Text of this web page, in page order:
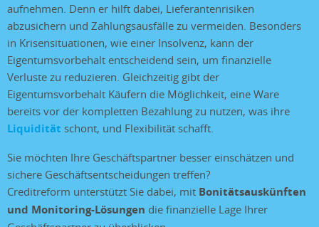
aufnehmen. Denn er hilft dabei, Lieferantenrisiken
abzusichern und Zahlungsausfälle zu vermeiden. Besonders
in Krisensituationen, wie einer Insolvenz, kann der
Eigentumsvorbehalt entscheidend sein, um finanzielle
Verluste zu reduzieren. Gleichzeitig gibt der
Eigentumsvorbehalt Käufern die Möglichkeit, eine Ware
bereits vor der kompletten Bezahlung zu nutzen, was ihre
Liquidität schont, und Flexibilität schafft.
Sie möchten Ihre Geschäftspartner besser einschätzen und
sichere Geschäftsentscheidungen treffen?
Creditreform unterstützt Sie dabei, mit Bonitätsauskünften
und Monitoring-Lösungen die finanzielle Lage Ihrer